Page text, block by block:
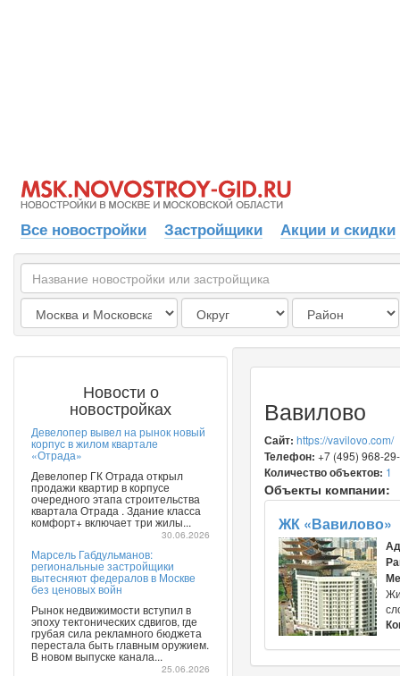
Все новостройки Застройщики Акции и скидки
Новости о
новостройках
Девелопер вывел на рынок новый
корпус в жилом квартале
«Отрада»
Девелопер ГК Отрада открыл
продажи квартир в корпусе
очередного этапа строительства
квартала Отрада . Здание класса
комфорт+ включает три жилы...
30.06.2026
Марсель Габдульманов:
региональные застройщики
вытесняют федералов в Москве
без ценовых войн
Рынок недвижимости вступил в
эпоху тектонических сдвигов, где
грубая сила рекламного бюджета
перестала быть главным оружием.
В новом выпуске канала...
25.06.2026
Вавилово
Сайт: https://vavilovo.com/
Телефон: +7 (495) 968-
Количество объектов: 1
Объекты компании:
ЖК «Вавилово»